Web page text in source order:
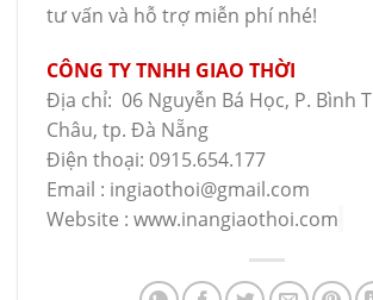
tư vấn và hỗ trợ miễn phí nhé!
CÔNG TY TNHH GIAO THỜI
Địa chỉ: 06 Nguyễn Bá Học, P. Bình
Châu, tp. Đà Nẵng
Điện thoại: 0915.654.177
Email : ingiaothoi@gmail.com
Website : www.inangiaothoi.com